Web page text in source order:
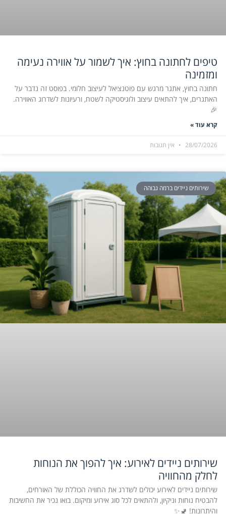
טיפים לחתונה בחוץ: איך לשמור על אווירה נעימה
ומזמינה
חתונה בחוץ, אתגר מרגש עם פוטנציאל לעיצוב חלומי. בפוסט זה נדבר על
האתגרים, איך להתאים עיצוב ולוגיסטיקה לשטח, ורעיונות לשדרוג האווירה.
🎉
קרא עוד »
28/07/2026 אין תגובות
שירותים ניידים ברמה גבוהה
שירותים ניידים לאירוע: איך להפוך את הנוחות
לחלק מהחוויה
שירותים ניידים לאירוע יכולים לשדרג את החוויה הכוללת של האורחים,
להבטיח נוחות וניקיון, ולהתאים לכל סוג אירוע ומיקום. בואו נכיר את החשיבות
והיתרונות! 🚽✨